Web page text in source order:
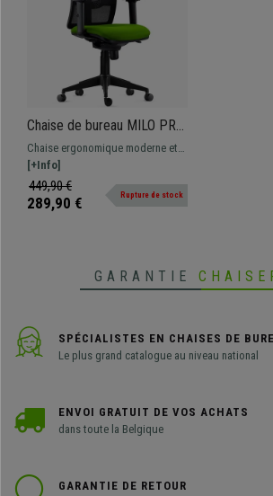
Chaise de bureau MILO PRO,
Accoudoirs Ajustables,
Support Lombaire, en Tissu,
Vert
Chaise ergonomique moderne et
confortable, le modèle parfait
pour une utilisation
professionnelle étant donné sa
[+Info]
449,90 €
289,90 € Rupture de stock
GARANTIE
SPÉCIALISTES EN CHAISES DE
Le plus grand catalogue au niveau national
ENVOI GRATUIT DE VOS ACHATS
dans toute la Belgique
GARANTIE DE RETOUR